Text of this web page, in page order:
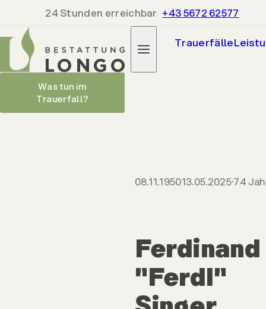
24 Stunden erreichbar +43 5672 62577
Trauerfälle
Was tun im
Trauerfall?
08.11.195013.05.2025
Ferdinand "Ferdl" Singer
08.11.195013.05.202574
Ferdinand
"Ferdl"